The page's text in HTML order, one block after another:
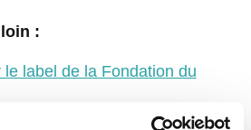
:
le label de la Fondation du
Fondation du patrimoine pour